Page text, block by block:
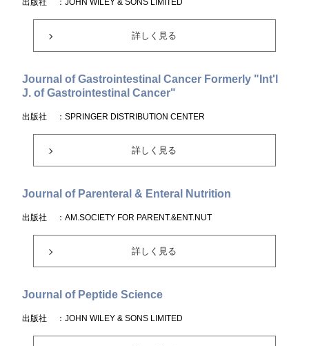
出版社 ：JOHN WILEY & SONS LIMITED
詳しく見る
Journal of Gastrointestinal Cancer Formerly "Int'l
J. of Gastrointestinal Cancer"
出版社 ：SPRINGER DISTRIBUTION CENTER
詳しく見る
Journal of Parenteral & Enteral Nutrition
出版社 ：AM.SOCIETY FOR PARENT.&ENT.NUT
詳しく見る
Journal of Peptide Science
出版社 ：JOHN WILEY & SONS LIMITED